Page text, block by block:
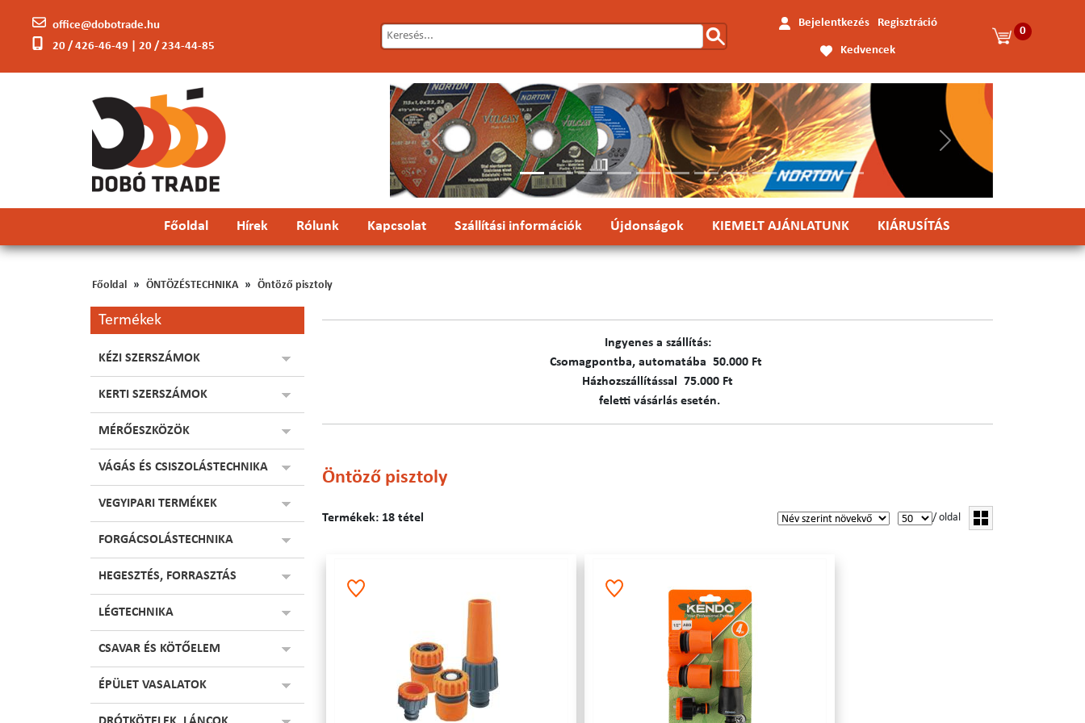
office@dobotrade.hu
20 / 426-46-49 | 20 / 234-44-85
Bejelentkezés Regisztráció
Kedvencek
0
Előző Következő
Főoldal Hírek Rólunk Kapcsolat Szállítási információk Újdonságok KIEMELT AJÁNLATUNK KIÁRUSÍTÁS
Főoldal ÖNTÖZÉSTECHNIKA Öntöző pisztoly
Termékek
KÉZI SZERSZÁMOK
KERTI SZERSZÁMOK
MÉRŐESZKÖZÖK
VÁGÁS ÉS CSISZOLÁSTECHNIKA
VEGYIPARI TERMÉKEK
FORGÁCSOLÁSTECHNIKA
HEGESZTÉS, FORRASZTÁS
LÉGTECHNIKA
CSAVAR ÉS KÖTŐELEM
ÉPÜLET VASALATOK
Ingyenes a szállítás:
C​​​somagpontba, automatába 50.000 Ft
Házhozszállítással 75.000 Ft
feletti vásárlás esetén.
Öntöző pisztoly
Termékek: 18 tétel / oldal